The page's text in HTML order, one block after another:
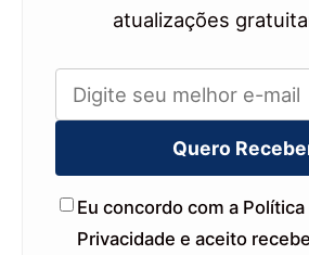
atualizações
Quero
Eu concordo com a Política
Privacidade e aceito